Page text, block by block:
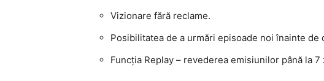
Vizionare fără reclame.
Posibilitatea de a urmări episoade noi înainte de
Funcția Replay – revederea emisiunilor până la